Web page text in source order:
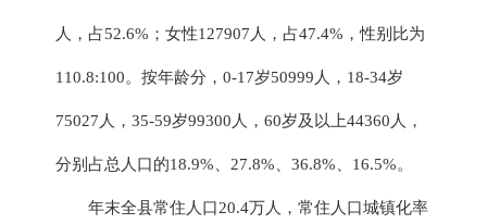
人，占52.6%；女性127907 人，占47.4%，性别比为
110.8:100。按年龄分， 0-1 7岁50999人，18-34岁
75027人，35-59岁99300人，60岁及以上44360人，
分别占总人口的18.9%、27.8%、36.8%、16.5%。
年末全县常住人口20.4万人，常住人口城镇化率